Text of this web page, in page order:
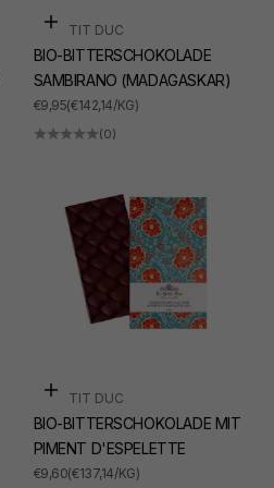
In den Warenkorb
LE PETIT DUC
BIO-BITTERSCHOKOLADE
SAMBIRANO (MADAGASKAR)
ANGEBOT
€9,95(€142,14/KG)
(0)
In den Warenkorb
LE PETIT DUC
BIO-BITTERSCHOKOLADE MIT
PIMENT D'ESPELETTE
ANGEBOT
€9,60(€137,14/KG)